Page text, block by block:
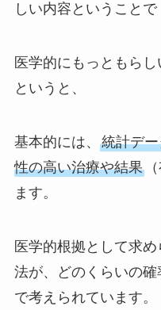
しい内容ということで
医学的にもっともら
というと、
基本的には、 統計デ
性の高い治療や結果
ます。
医学的根拠として求
法が、どのくらいの
で考えられています。